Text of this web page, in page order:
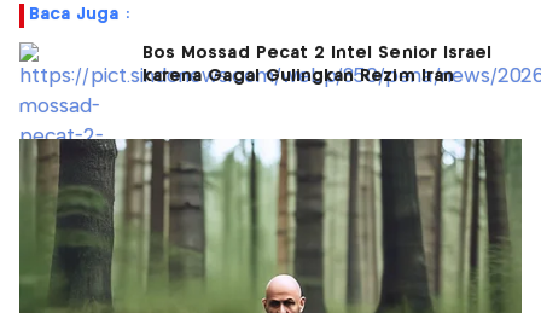
Baca Juga :
Bos Mossad Pecat 2 Intel Senior Israel
karena Gagal Gulingkan Rezim Iran